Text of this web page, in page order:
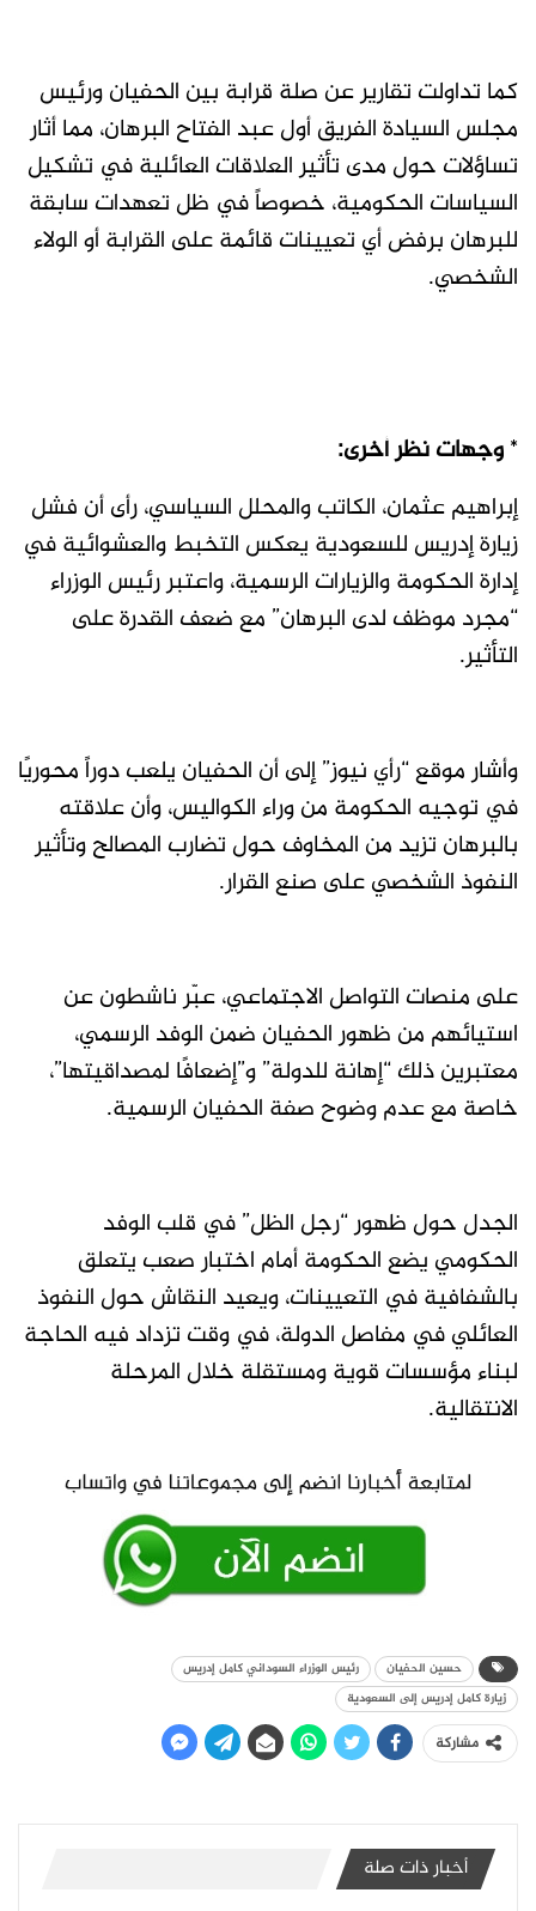
كما تداولت تقارير عن صلة قرابة بين الحفيان ورئيس
مجلس السيادة الفريق أول عبد الفتاح البرهان، مما أثار
تساؤلات حول مدى تأثير العلاقات العائلية في تشكيل
السياسات الحكومية، خصوصاً في ظل تعهدات سابقة
للبرهان برفض أي تعيينات قائمة على القرابة أو الولاء
الشخصي.
*وجهات نظر أخرى:
إبراهيم عثمان، الكاتب والمحلل السياسي، رأى أن فشل
زيارة إدريس للسعودية يعكس التخبط والعشوائية في
إدارة الحكومة والزيارات الرسمية، واعتبر رئيس الوزراء
“مجرد موظف لدى البرهان” مع ضعف القدرة على
التأثير.
وأشار موقع “رأي نيوز” إلى أن الحفيان يلعب دوراً محوريًا
في توجيه الحكومة من وراء الكواليس، وأن علاقته
بالبرهان تزيد من المخاوف حول تضارب المصالح وتأثير
النفوذ الشخصي على صنع القرار.
على منصات التواصل الاجتماعي، عبّر ناشطون عن
استيائهم من ظهور الحفيان ضمن الوفد الرسمي،
معتبرين ذلك “إهانة للدولة” و”إضعافًا لمصداقيتها”،
خاصة مع عدم وضوح صفة الحفيان الرسمية.
الجدل حول ظهور “رجل الظل” في قلب الوفد
الحكومي يضع الحكومة أمام اختبار صعب يتعلق
بالشفافية في التعيينات، ويعيد النقاش حول النفوذ
العائلي في مفاصل الدولة، في وقت تزداد فيه الحاجة
لبناء مؤسسات قوية ومستقلة خلال المرحلة
الانتقالية.
حسين الحفيان
رئيس الوزراء السوداني كامل إدريس
زيارة كامل إدريس إلى السعودية
مشاركة
أخبار ذات صلة